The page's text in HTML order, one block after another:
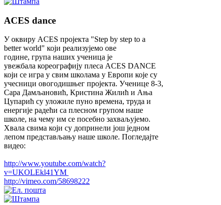
ACES dance
У оквиру ACES пројекта "Step by step to a
better world" који реализујемо ове
године, група наших ученица је
увежбала кореографију плеса ACES DANCE
који се игра у свим школама у Европи које су
учесници овогодишњег пројекта. Ученице 8-3,
Сара Дамљановић, Кристина Жилић и Ања
Цупарић су уложиле пуно времена, труда и
енергије радећи са плесном групом наше
школе, на чему им се посебно захваљујемо.
Хвала свима који су допринели још једном
лепом представљању наше школе. Погледајте
видео:
http://www.youtube.com/watch?
v=UKOLEkl41YM
http://vimeo.com/58698222